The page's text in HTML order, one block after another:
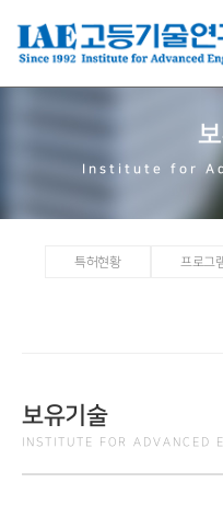
Institute for
특허현황 프로그
보유기술
INSTITUTE FOR ADVANCED